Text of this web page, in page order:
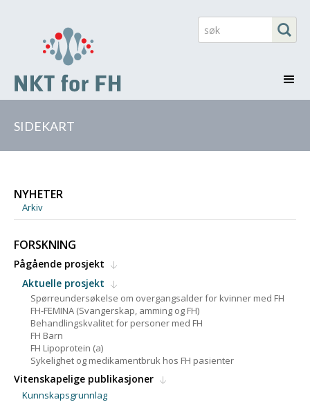
SIDEKART
NYHETER
Arkiv
FORSKNING
Pågående prosjekt
Aktuelle prosjekt
Spørreundersøkelse om overgangsalder for kvinner med FH
FH-FEMINA (Svangerskap, amming og FH)
Behandlingskvalitet for personer med FH
FH Barn
FH Lipoprotein (a)
Sykelighet og medikamentbruk hos FH pasienter
Vitenskapelige publikasjoner
Kunnskapsgrunnlag